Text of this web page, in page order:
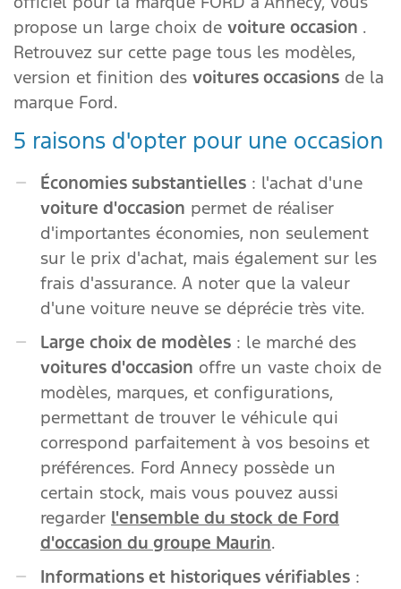
propose un large choix de voiture occasion .
Retrouvez sur cette page tous les modèles,
version et finition des voitures occasions de la
marque Ford.
5 raisons d'opter pour une occasion
Économies substantielles : l'achat d'une
voiture d'occasion permet de réaliser
d'importantes économies, non seulement
sur le prix d'achat, mais également sur les
frais d'assurance. A noter que la valeur
d'une voiture neuve se déprécie très vite.
Large choix de modèles : le marché des
voitures d'occasion offre un vaste choix de
modèles, marques, et configurations,
permettant de trouver le véhicule qui
correspond parfaitement à vos besoins et
préférences. Ford Annecy possède un
certain stock, mais vous pouvez aussi
regarder l'ensemble du stock de Ford
d'occasion du groupe Maurin.
Informations et historiques vérifiables :